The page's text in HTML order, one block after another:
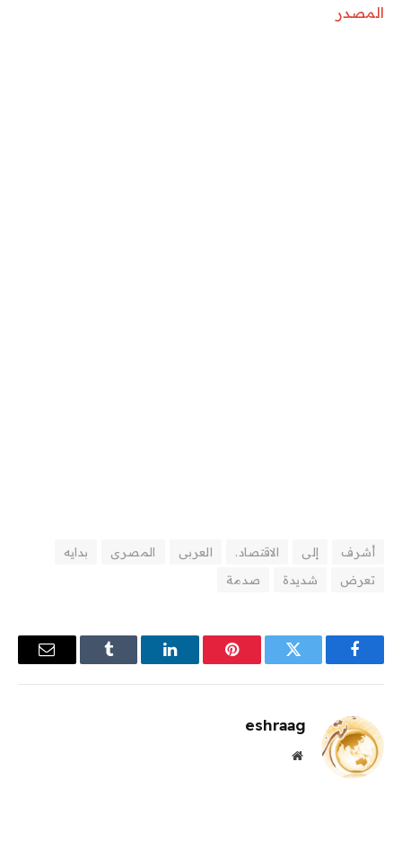
المصدر
أشرف إلى الاقتصاد. العربى المصرى
بدايه
تعرض
شديدة صدمة
فيسبوك تويتر بينتيريستلينكدإن Tumblr
البريد
eshraag
موقع